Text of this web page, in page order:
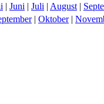
| Juni | Juli | August|
| Oktober|